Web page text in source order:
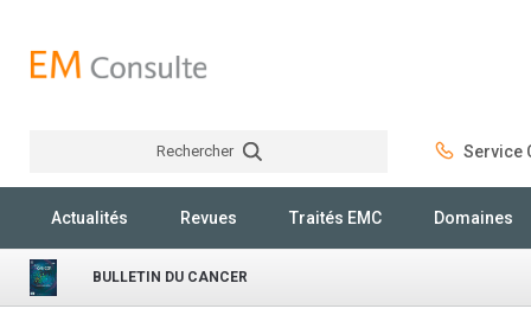
Rechercher Service
Actualités Revues Traités EMC Domaines
BULLETIN DU CANCER